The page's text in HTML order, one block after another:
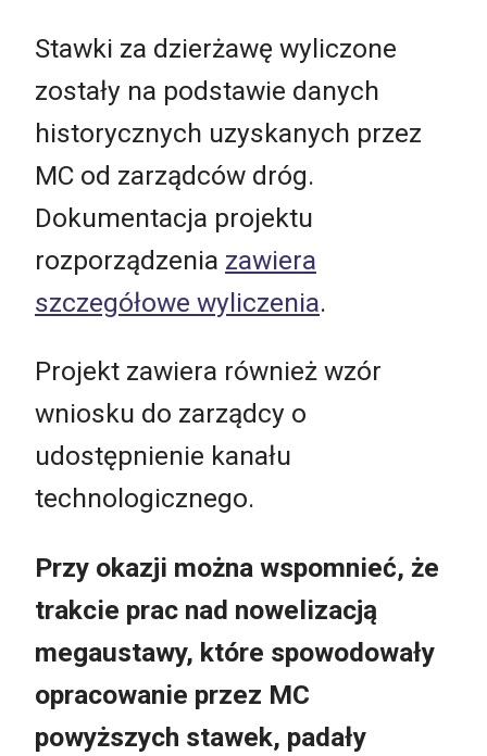
Stawki za dzierżawę wyliczone
zostały na podstawie danych
historycznych uzyskanych przez
MC od zarządców dróg.
Dokumentacja projektu
rozporządzenia zawiera
szczegółowe wyliczenia.
Projekt zawiera również wzór
wniosku do zarządcy o
udostępnienie kanału
technologicznego.
Przy okazji można wspomnieć, że
trakcie prac nad nowelizacją
megaustawy, które spowodowały
opracowanie przez MC
powyższych stawek, padały